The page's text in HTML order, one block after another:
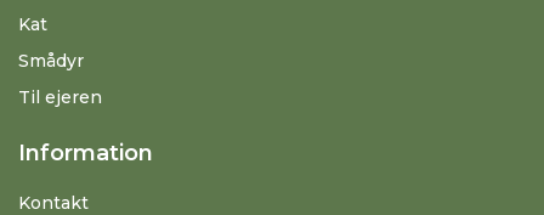
Kat
Smådyr
Til ejeren
Information
Kontakt